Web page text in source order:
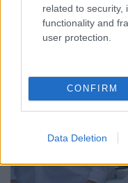
related to security,
functionality and
user protection.
CONFIRM
Data Deletion